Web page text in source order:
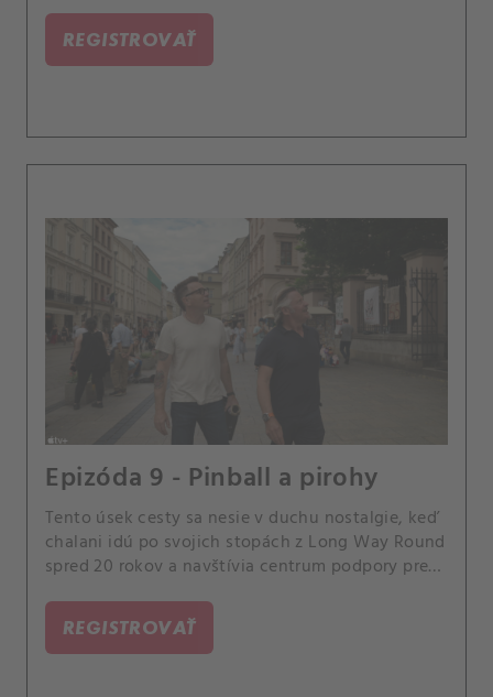
REGISTROVAŤ
Epizóda 9 - Pinball a pirohy
Tento úsek cesty sa nesie v duchu nostalgie, keď
chalani idú po svojich stopách z Long Way Round
spred 20 rokov a navštívia centrum podpory pre
REGISTROVAŤ